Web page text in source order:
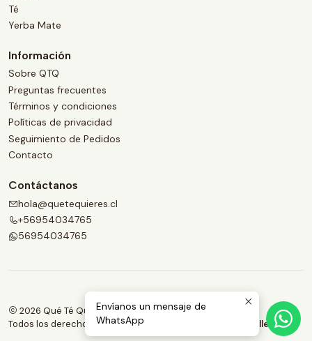
Té
Yerba Mate
Información
Sobre QTQ
Preguntas frecuentes
Términos y condiciones
Políticas de privacidad
Seguimiento de Pedidos
Contacto
Contáctanos
hola@quetequieres.cl
+56954034765
56954034765
2026 Qué Té Quieres.
Todos los derechos reservados.
Desarrollado por Jumpseller
Envíanos un mensaje de
WhatsApp